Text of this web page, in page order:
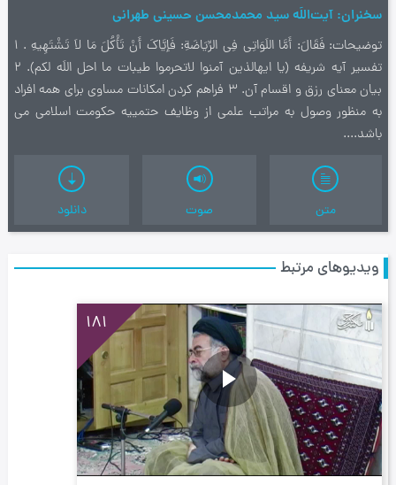
سخنران آیت‌اللَه سید محمدمحسن حسینی طهرانی
توضیحات
فَقَالَ: أَمَّا اللَوَاتِی‌ فِی‌ الرِّیَاضَةِ: فَإیَّاکَ أَنْ تَأْکُلَ مَا لاَ تَشْتَهِیهِ . 1
تفسیر آیه شریفه (یا ایهالذین آمنوا لاتحرموا طیبات ما احل اللَه لکم). 2
بیان معنای رزق و اقسام آن. 3 فراهم کردن امکانات مساوی برای همه افراد
به منظور وصول به مراتب علمی از وظایف حتمییه حکومت اسلامی می
باشد....
متن صوت دانلود
ویدیوهای مرتبط
181